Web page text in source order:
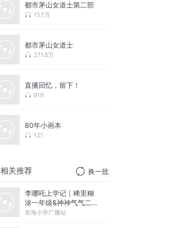
都市茅山女道士第二部
15.1万
都市茅山女道士
271.6万
直播回忆，留下！
919
80年小画本
121
相关推荐 换一批
李哪吒上学记｜稀里糊
涂一年级&神神气气二年
级
东海小学广播站